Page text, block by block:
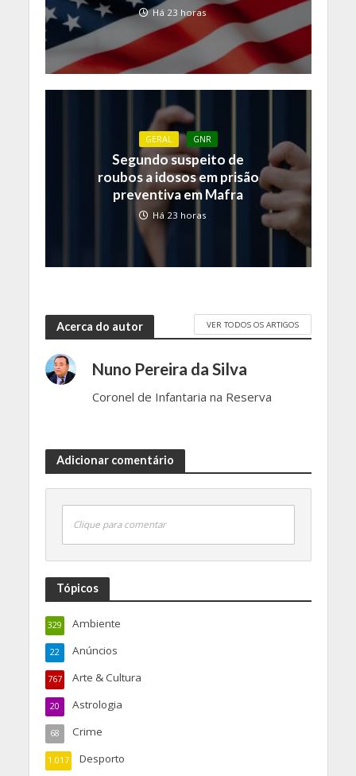
Há 23 horas
GERAL GNR
Segundo suspeito de
roubos a idosos em prisão
preventiva em Mafra
Há 23 horas
Acerca do autor VER TODOS OS ARTIGOS
Nuno Pereira da Silva
Coronel de Infantaria na Reserva
Adicionar comentário
Clique para comentar
Tópicos
Ambiente
329
Anúncios
22
Arte & Cultura
767
Astrologia
20
Crime
68
Desporto
1.017